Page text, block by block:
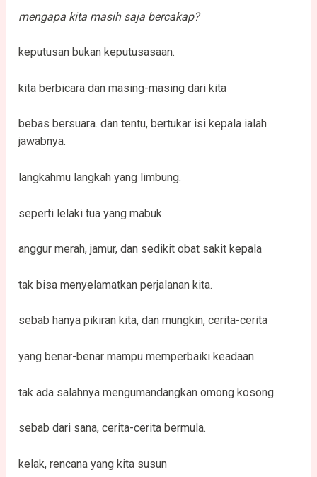
mengapa kita masih saja bercakap?
keputusan bukan keputusasaan.
kita berbicara dan masing-masing dari kita
bebas bersuara. dan tentu, bertukar isi kepala ialah
jawabnya.
langkahmu langkah yang limbung.
seperti lelaki tua yang mabuk.
anggur merah, jamur, dan sedikit obat sakit kepala
tak bisa menyelamatkan perjalanan kita.
sebab hanya pikiran kita, dan mungkin, cerita-cerita
yang benar-benar mampu memperbaiki keadaan.
tak ada salahnya mengumandangkan omong kosong.
sebab dari sana, cerita-cerita bermula.
kelak, rencana yang kita susun